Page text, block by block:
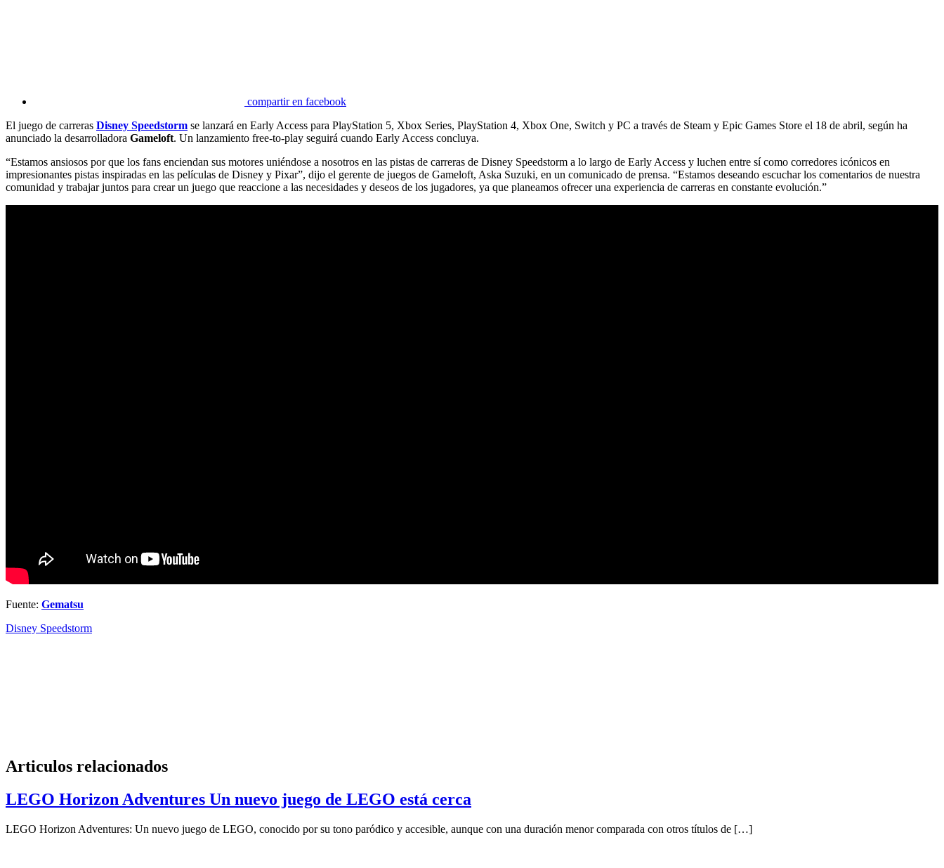
compartir en facebook
El juego de carreras Disney Speedstorm se lanzará en Early Access para PlayStation 5, Xbox Series, PlayStation 4, Xbox One, Switch y PC a través de Steam y Epic Games Store el 18 de abril, según ha
anunciado la desarrolladora Gameloft. Un lanzamiento free-to-play seguirá cuando Early Access concluya.
“Estamos ansiosos por que los fans enciendan sus motores uniéndose a nosotros en las pistas de carreras de Disney Speedstorm a lo largo de Early Access y luchen entre sí como corredores icónicos en
impresionantes pistas inspiradas en las películas de Disney y Pixar”, dijo el gerente de juegos de Gameloft, Aska Suzuki, en un comunicado de prensa. “Estamos deseando escuchar los comentarios de nuestra
comunidad y trabajar juntos para crear un juego que reaccione a las necesidades y deseos de los jugadores, ya que planeamos ofrecer una experiencia de carreras en constante evolución.”
Fuente: Gematsu
Disney Speedstorm
Articulos relacionados
LEGO Horizon Adventures Un nuevo juego de LEGO está cerca
LEGO Horizon Adventures: Un nuevo juego de LEGO, conocido por su tono paródico y accesible, aunque con una duración menor comparada con otros títulos de […]